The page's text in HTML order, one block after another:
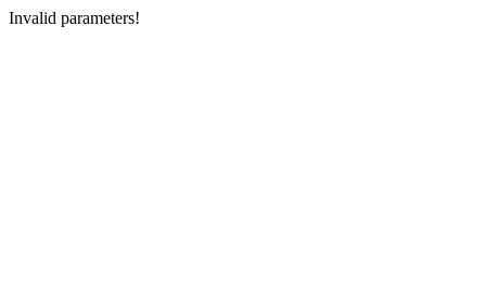
Invalid parameters!